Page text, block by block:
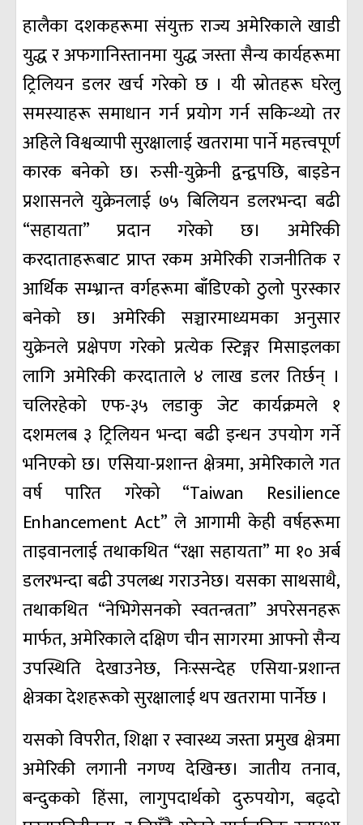
हालैका दशकहरूमा संयुक्त राज्य अमेरिकाले खाडी
युद्ध र अफगानिस्तानमा युद्ध जस्ता सैन्य कार्यहरूमा
ट्रिलियन डलर खर्च गरेको छ । यी स्रोतहरू घरेलु
समस्याहरू समाधान गर्न प्रयोग गर्न सकिन्थ्यो तर
अहिले विश्वव्यापी सुरक्षालाई खतरामा पार्ने महत्त्वपूर्ण
कारक बनेको छ। रुसी-युक्रेनी द्वन्द्वपछि, बाइडेन
प्रशासनले युक्रेनलाई ७५ बिलियन डलरभन्दा बढी
“सहायता” प्रदान गरेको छ। अमेरिकी
करदाताहरूबाट प्राप्त रकम अमेरिकी राजनीतिक र
आर्थिक सम्भ्रान्त वर्गहरूमा बाँडिएको ठुलो पुरस्कार
बनेको छ। अमेरिकी सञ्चारमाध्यमका अनुसार
युक्रेनले प्रक्षेपण गरेको प्रत्येक स्टिङ्गर मिसाइलका
लागि अमेरिकी करदाताले ४ लाख डलर तिर्छन् ।
चलिरहेको एफ-३५ लडाकु जेट कार्यक्रमले १
दशमलब ३ ट्रिलियन भन्दा बढी इन्धन उपयोग गर्ने
भनिएको छ। एसिया-प्रशान्त क्षेत्रमा, अमेरिकाले गत
वर्ष पारित गरेको “Taiwan Resilience
Enhancement Act” ले आगामी केही वर्षहरूमा
ताइवानलाई तथाकथित “रक्षा सहायता” मा १० अर्ब
डलरभन्दा बढी उपलब्ध गराउनेछ। यसका साथसाथै,
तथाकथित “नेभिगेसनको स्वतन्त्रता” अपरेसनहरू
मार्फत, अमेरिकाले दक्षिण चीन सागरमा आफ्नो सैन्य
उपस्थिति देखाउनेछ, निःस्सन्देह एसिया-प्रशान्त
क्षेत्रका देशहरूको सुरक्षालाई थप खतरामा पार्नेछ ।
यसको विपरीत, शिक्षा र स्वास्थ्य जस्ता प्रमुख क्षेत्रमा
अमेरिकी लगानी नगण्य देखिन्छ। जातीय तनाव,
बन्दुकको हिंसा, लागुपदार्थको दुरुपयोग, बढ्दो